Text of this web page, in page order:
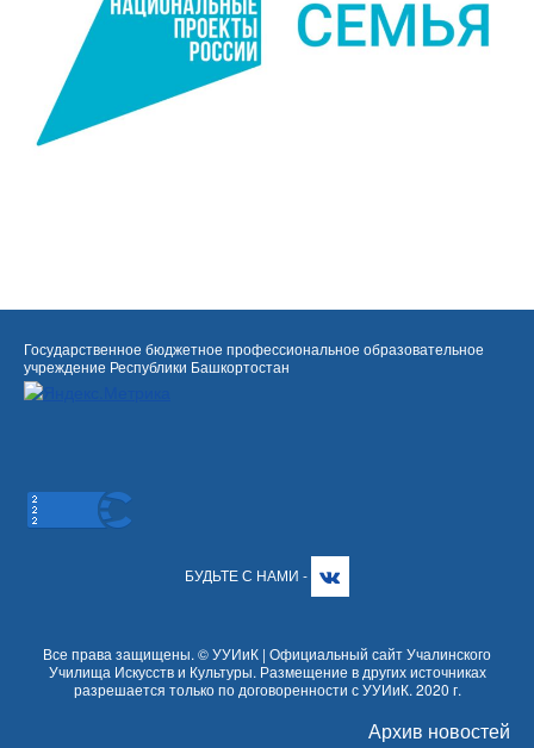
Государственное бюджетное профессиональное образовательное
учреждение Республики Башкортостан
БУДЬТЕ С НАМИ -
Все права защищены. © УУИиК | Официальный сайт Учалинского
Училища Искусств и Культуры. Размещение в других источниках
разрешается только по договоренности с УУИиК. 2020 г.
Архив новостей